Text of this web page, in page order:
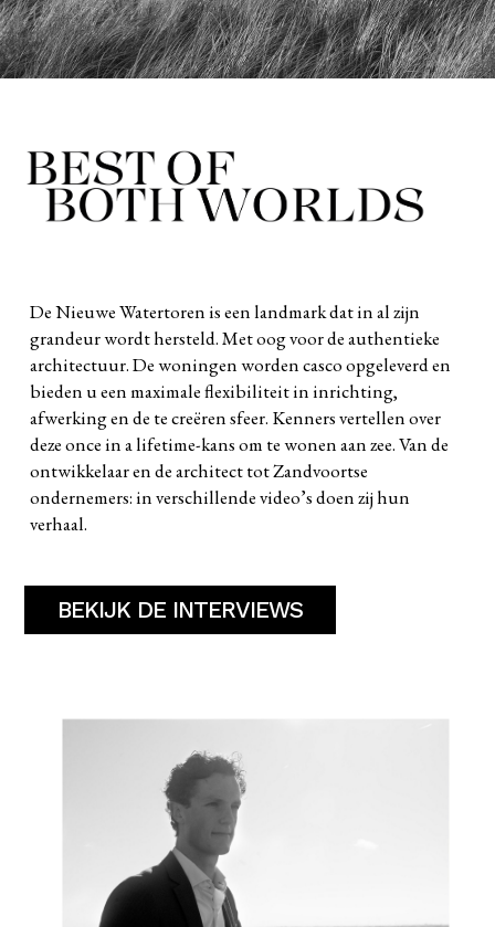
De Nieuwe Watertoren is een landmark dat in al zijn
grandeur wordt hersteld. Met oog voor de authentieke
architectuur. De woningen worden casco opgeleverd en
bieden u een maximale flexibiliteit in inrichting,
afwerking en de te creëren sfeer. Kenners vertellen over
deze once in a lifetime-kans om te wonen aan zee. Van de
ontwikkelaar en de architect tot Zandvoortse
ondernemers: in verschillende video’s doen zij hun
verhaal.
BEKIJK DE INTERVIEWS